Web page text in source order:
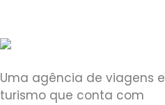
Uma agência de viagens e
turismo que conta com